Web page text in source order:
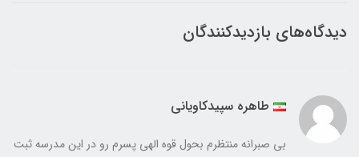
دیدگاه‌های بازدیدکنندگان
طاهره سپیدکاویانی
بی صبرانه منتظرم بحول قوه الهی پسرم رو در این مدرسه ثبت